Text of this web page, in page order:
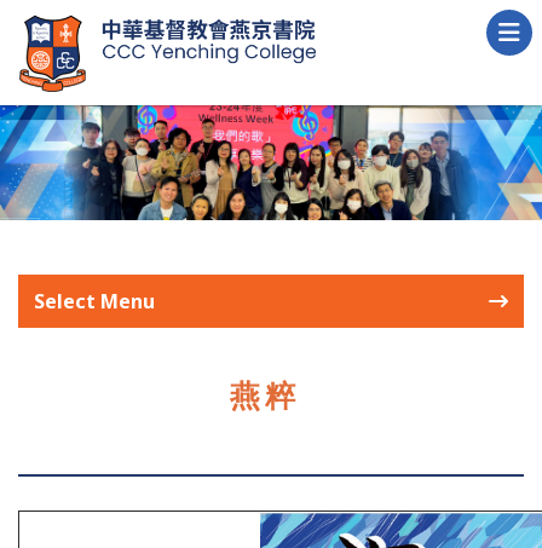
Select Menu
燕粹